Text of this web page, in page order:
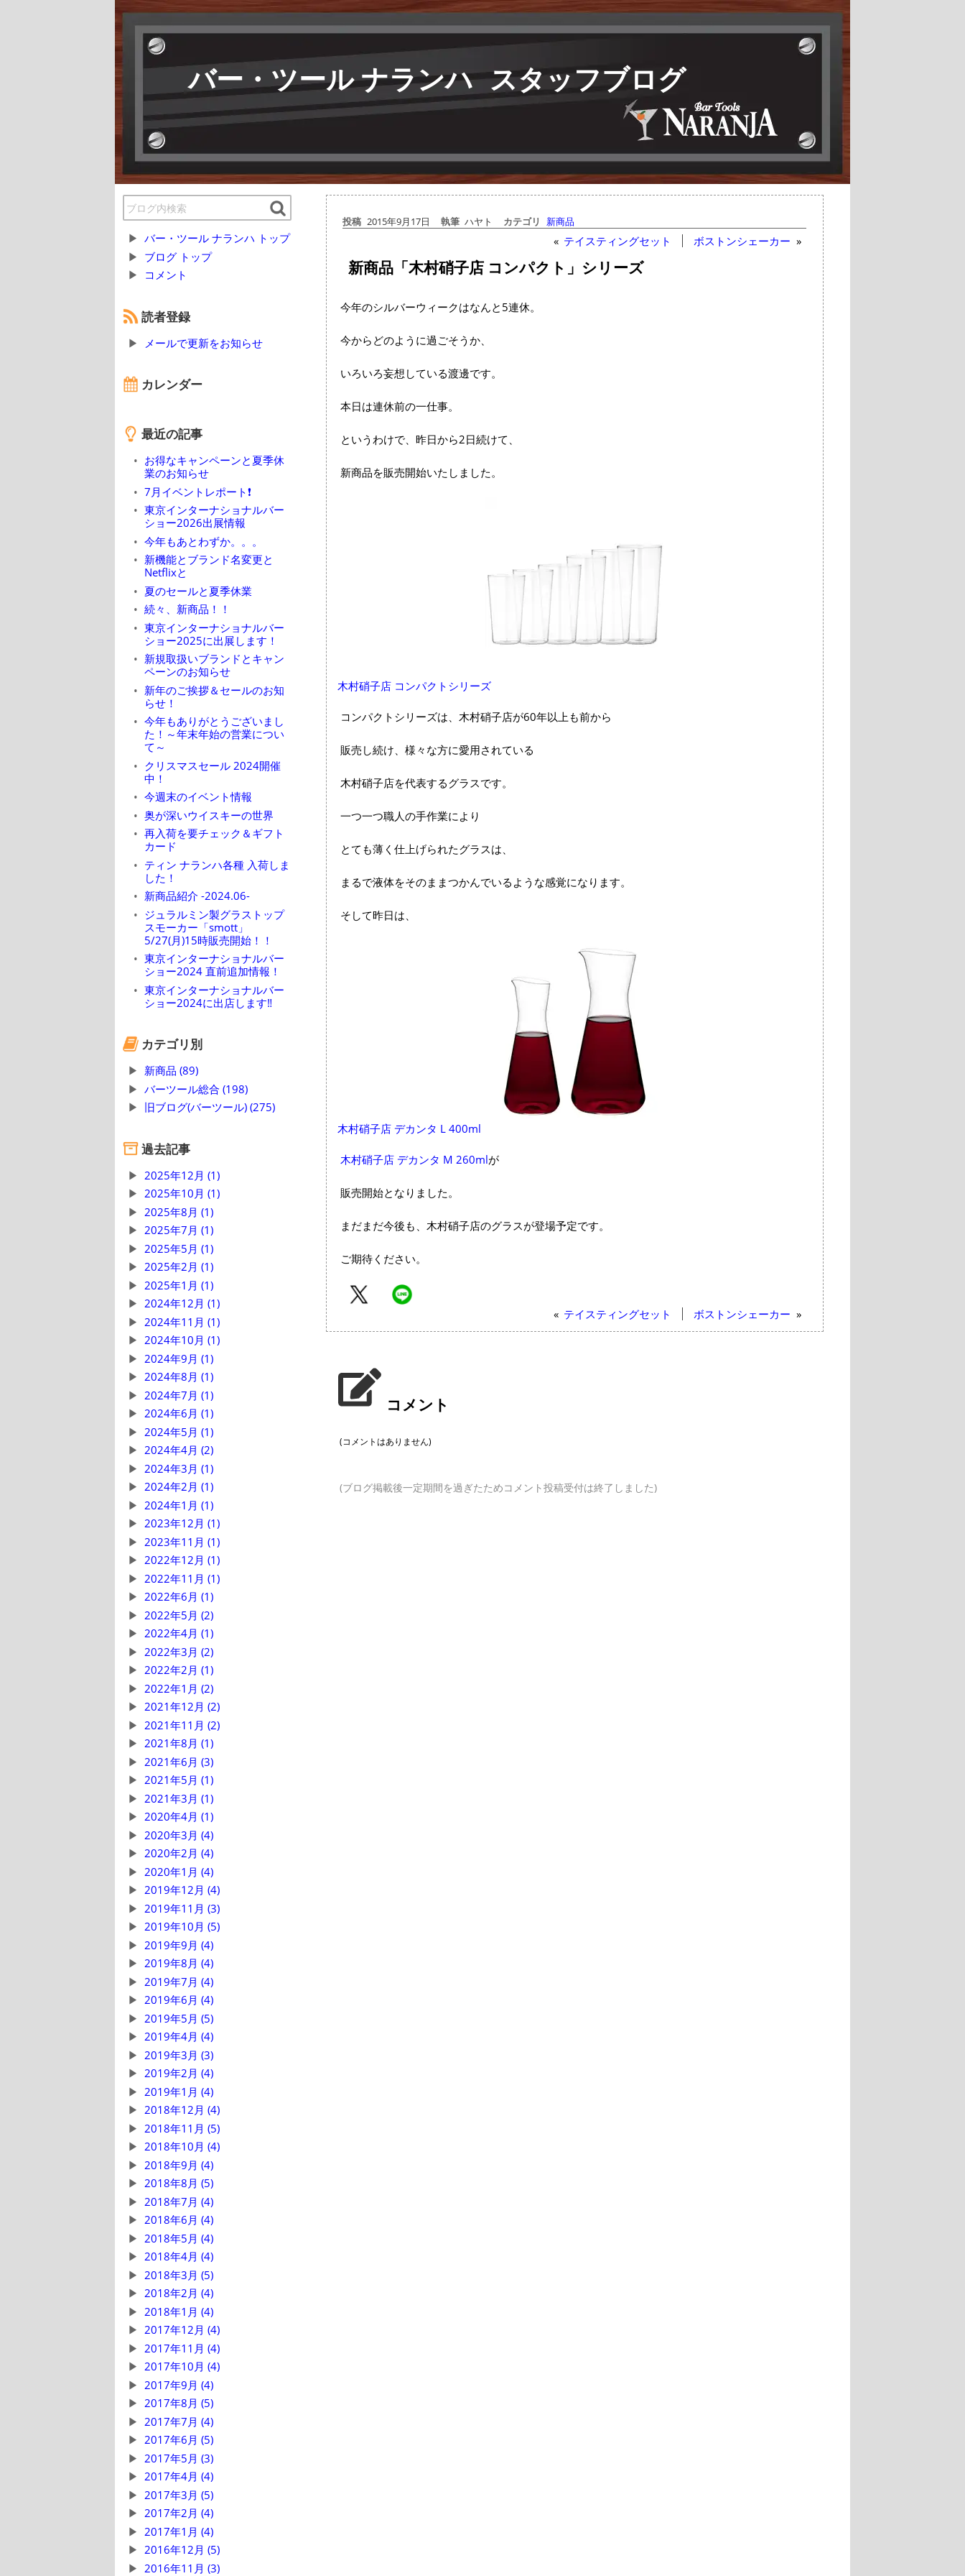
バー・ツール ナランハ スタッフブログ
バー・ツール ナランハ トップ
ブログ トップ
コメント
読者登録
メールで更新をお知らせ
カレンダー
最近の記事
お得なキャンペーンと夏季休
業のお知らせ
7月イベントレポート❗
東京インターナショナルバー
ショー2026出展情報
今年もあとわずか。。。
新機能とブランド名変更と
Netflixと
夏のセールと夏季休業
続々、新商品！！
東京インターナショナルバー
ショー2025に出展します！
新規取扱いブランドとキャン
ペーンのお知らせ
新年のご挨拶＆セールのお知
らせ！
今年もありがとうございまし
た！～年末年始の営業につい
て～
クリスマスセール 2024開催
中！
今週末のイベント情報
奥が深いウイスキーの世界
再入荷を要チェック＆ギフト
カード
ティン ナランハ各種 入荷しま
した！
新商品紹介 -2024.06-
ジュラルミン製グラストップ
スモーカー「smott」
5/27(月)15時販売開始！！
東京インターナショナルバー
ショー2024 直前追加情報！
東京インターナショナルバー
ショー2024に出店します‼
カテゴリ別
新商品 (89)
バーツール総合 (198)
旧ブログ(バーツール) (275)
過去記事
2025年12月 (1)
2025年10月 (1)
2025年8月 (1)
2025年7月 (1)
2025年5月 (1)
2025年2月 (1)
2025年1月 (1)
2024年12月 (1)
2024年11月 (1)
2024年10月 (1)
2024年9月 (1)
2024年8月 (1)
2024年7月 (1)
2024年6月 (1)
2024年5月 (1)
2024年4月 (2)
2024年3月 (1)
2024年2月 (1)
2024年1月 (1)
2023年12月 (1)
2023年11月 (1)
2022年12月 (1)
2022年11月 (1)
2022年6月 (1)
2022年5月 (2)
2022年4月 (1)
2022年3月 (2)
2022年2月 (1)
2022年1月 (2)
2021年12月 (2)
2021年11月 (2)
2021年8月 (1)
2021年6月 (3)
2021年5月 (1)
2021年3月 (1)
2020年4月 (1)
2020年3月 (4)
2020年2月 (4)
2020年1月 (4)
2019年12月 (4)
2019年11月 (3)
2019年10月 (5)
2019年9月 (4)
2019年8月 (4)
2019年7月 (4)
2019年6月 (4)
2019年5月 (5)
2019年4月 (4)
2019年3月 (3)
2019年2月 (4)
2019年1月 (4)
2018年12月 (4)
2018年11月 (5)
2018年10月 (4)
2018年9月 (4)
2018年8月 (5)
2018年7月 (4)
2018年6月 (4)
2018年5月 (4)
2018年4月 (4)
2018年3月 (5)
2018年2月 (4)
2018年1月 (4)
2017年12月 (4)
2017年11月 (4)
2017年10月 (4)
2017年9月 (4)
2017年8月 (5)
2017年7月 (4)
2017年6月 (5)
2017年5月 (3)
2017年4月 (4)
2017年3月 (5)
2017年2月 (4)
2017年1月 (4)
2016年12月 (5)
2016年11月 (3)
投稿 2015年9月17日 執筆 ハヤト カテゴリ 新商品
« テイスティングセット ボストンシェーカー »
新商品「木村硝子店 コンパクト」シリーズ
今年のシルバーウィークはなんと5連休。
今からどのように過ごそうか、
いろいろ妄想している渡邊です。
本日は連休前の一仕事。
というわけで、昨日から2日続けて、
新商品を販売開始いたしました。
木村硝子店 コンパクトシリーズ
コンパクトシリーズは、木村硝子店が60年以上も前から
販売し続け、様々な方に愛用されている
木村硝子店を代表するグラスです。
一つ一つ職人の手作業により
とても薄く仕上げられたグラスは、
まるで液体をそのままつかんでいるような感覚になります。
そして昨日は、
木村硝子店 デカンタ L 400ml
木村硝子店 デカンタ M 260mlが
販売開始となりました。
まだまだ今後も、木村硝子店のグラスが登場予定です。
ご期待ください。
« テイスティングセット ボストンシェーカー »
コメント
(コメントはありません)
(ブログ掲載後一定期間を過ぎたためコメント投稿受付は終了しました)